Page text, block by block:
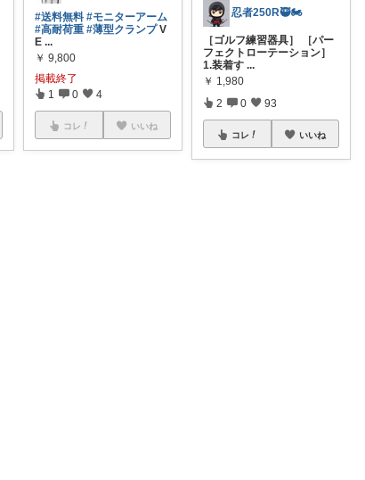
#送料無料 #モニターアーム
#高耐荷重 #薄型クランプV
E ...
￥ 9,800
掲載終了
1 0 4
コレ いいね
忍者250R🥷🏍️
［ゴルフ練習器具］ ［パー
フェクトローテーション］
1.装着す ...
￥ 1,980
2 0 93
コレ いいね